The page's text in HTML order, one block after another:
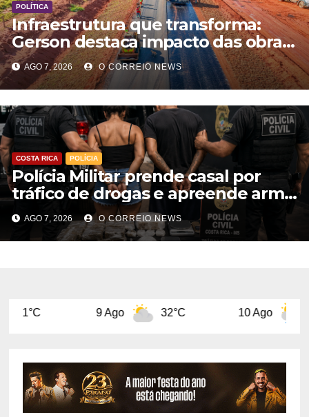
POLÍTICA
Infraestrutura que transforma:
Gerson destaca impacto das obras
rodoviárias no desenvolvimento e
na qualidade de vida em MS
AGO 7, 2026 O CORREIO NEWS
COSTA RICA POLÍCIA
Polícia Militar prende casal por
tráfico de drogas e apreende arma
de fogo em Costa Rica
AGO 7, 2026 O CORREIO NEWS
9 Ago 32°C 10 Ago 32°C